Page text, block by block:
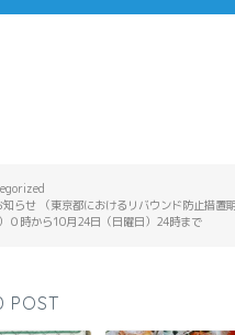
知らせ （東京都におけるリバウンド防止措置
０時から10月24日（日曜日）24時まで
POST